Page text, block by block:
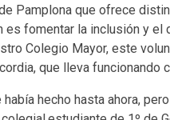
Pamplona que ofrece
fomentar la inclusión y
Colegio Mayor, este
, que lleva funcionando
hecho hasta ahora,